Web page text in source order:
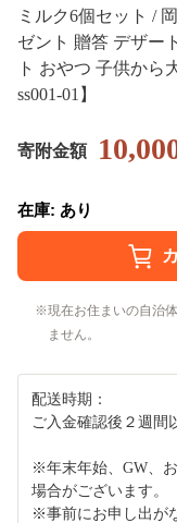
ミルク6個セット /
ゼント 贈答 デザー
ト おやつ 子供から
ss001-01】
寄附金額
在庫: あり
現在お住まいの自治
ません。
配送時期：
ご入金確認後２週間
※年末年始、GW、
場合がございます。
※事前にお申し出が